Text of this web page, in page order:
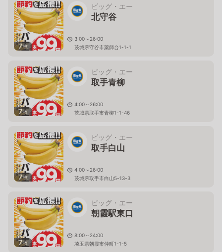
7枚
ビッグ・エー
北守谷
3:00～26:00
茨城県守谷市薬師台1-1-1
7枚
ビッグ・エー
取手青柳
4:00～26:00
茨城県取手市青柳1-1-46
7枚
ビッグ・エー
取手白山
4:00～26:00
茨城県取手市白山5-13-3
7枚
ビッグ・エー
朝霞駅東口
8:00～24:00
埼玉県朝霞市仲町1-1-5